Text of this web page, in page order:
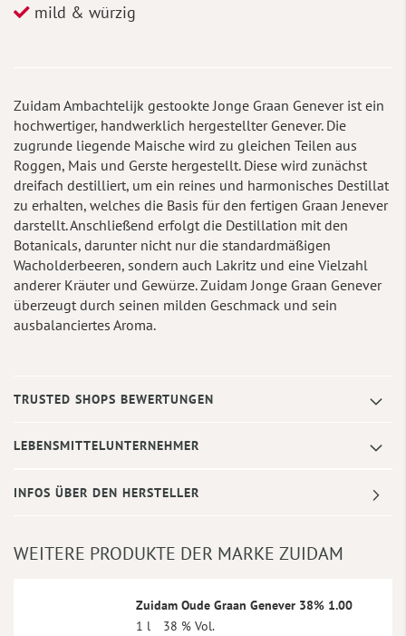
mild & würzig
Zuidam Ambachtelijk gestookte Jonge Graan Genever ist ein
hochwertiger, handwerklich hergestellter Genever. Die
zugrunde liegende Maische wird zu gleichen Teilen aus
Roggen, Mais und Gerste hergestellt. Diese wird zunächst
dreifach destilliert, um ein reines und harmonisches Destillat
zu erhalten, welches die Basis für den fertigen Graan Jenever
darstellt. Anschließend erfolgt die Destillation mit den
Botanicals, darunter nicht nur die standardmäßigen
Wacholderbeeren, sondern auch Lakritz und eine Vielzahl
anderer Kräuter und Gewürze. Zuidam Jonge Graan Genever
überzeugt durch seinen milden Geschmack und sein
ausbalanciertes Aroma.
TRUSTED SHOPS BEWERTUNGEN
LEBENSMITTELUNTERNEHMER
INFOS ÜBER DEN HERSTELLER
WEITERE PRODUKTE DER MARKE ZUIDAM
Zuidam Oude Graan Genever 38% 1.00
1 l
38 % Vol.